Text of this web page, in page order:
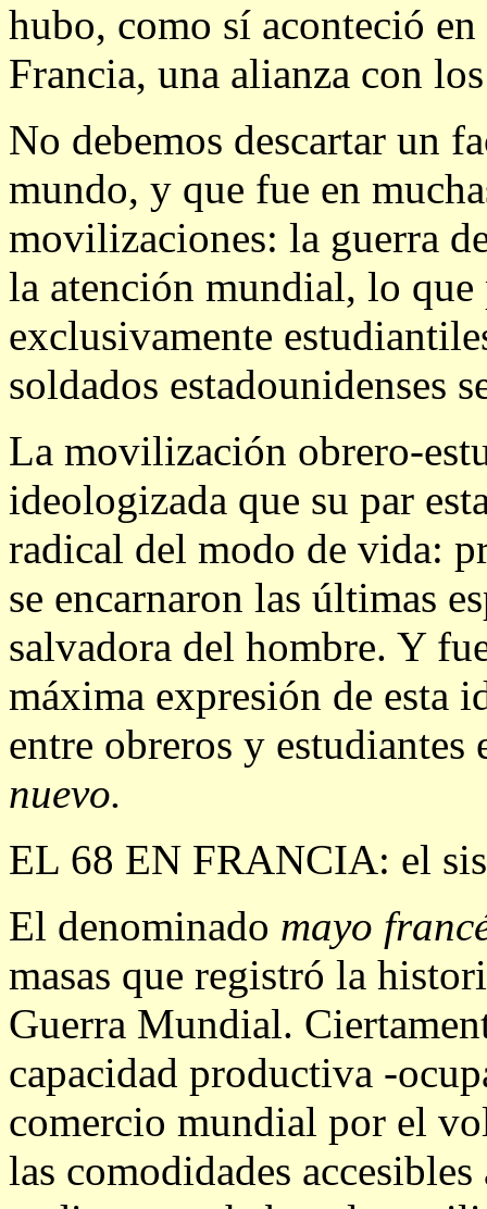
hubo, como sí aconteció
Francia, una alianza con
No debemos descartar un
mundo, y que fue en
movilizaciones: la guerra
la atención mundial, lo que
exclusivamente
soldados estadounidenses
La movilización obrero-
ideologizada que su par
radical del modo de vida:
se encarnaron las últimas
salvadora del hombre. Y
máxima expresión de esta
entre obreros y
nuevo.
EL 68 EN FRANCIA: el
El denominado mayo
masas que registró la
Guerra Mundial.
capacidad productiva -
comercio mundial por el
las comodidades